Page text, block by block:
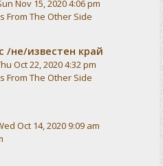
Nov 15, 2020 4:06 pm
From The Other Side
/не/известен край
Oct 22, 2020 4:32 pm
From The Other Side
Oct 14, 2020 9:09 am